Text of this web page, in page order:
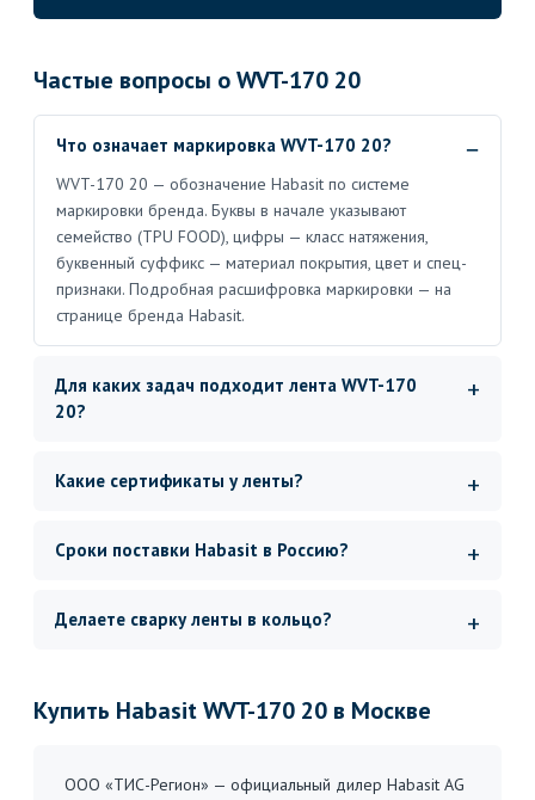
Частые вопросы о WVT-170 20
Что означает маркировка WVT-170 20?
WVT-170 20 — обозначение Habasit по системе
маркировки бренда. Буквы в начале указывают
семейство (TPU FOOD), цифры — класс натяжения,
буквенный суффикс — материал покрытия, цвет и спец-
признаки. Подробная расшифровка маркировки — на
странице бренда Habasit.
Для каких задач подходит лента WVT-170
20?
Какие сертификаты у ленты?
Сроки поставки Habasit в Россию?
Делаете сварку ленты в кольцо?
Купить Habasit WVT-170 20 в Москве
ООО «ТИС-Регион» — официальный дилер Habasit AG